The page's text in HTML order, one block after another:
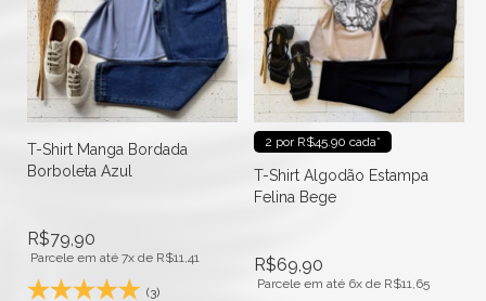
T-Shirt Manga Bordada
Borboleta Azul
R$79,90
Parcele em até 7x de R$11,41
(3)
2 por R$45.90 cada*
T-Shirt Algodão Estampa
Felina Bege
R$69,90
Parcele em até 6x de R$11,65